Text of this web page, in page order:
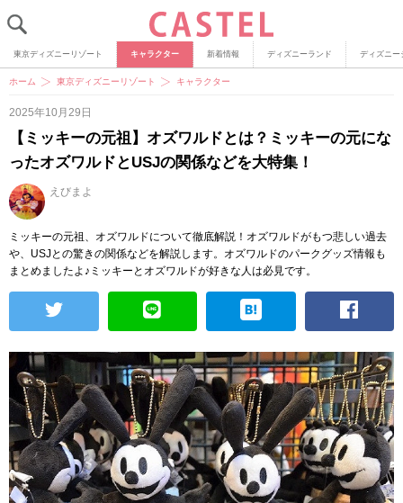
東京ディズニーリゾート キャラクター 新着情報 ディズニーランド ディズニー
ホーム 東京ディズニーリゾート キャラクター
2025年10月29日
【ミッキーの元祖】オズワルドとは？ミッキーの元にな
ったオズワルドとUSJの関係などを大特集！
えびまよ
ミッキーの元祖、オズワルドについて徹底解説！オズワルドがもつ悲しい過去
や、USJとの驚きの関係などを解説します。オズワルドのパークグッズ情報も
まとめましたよ♪ミッキーとオズワルドが好きな人は必見です。